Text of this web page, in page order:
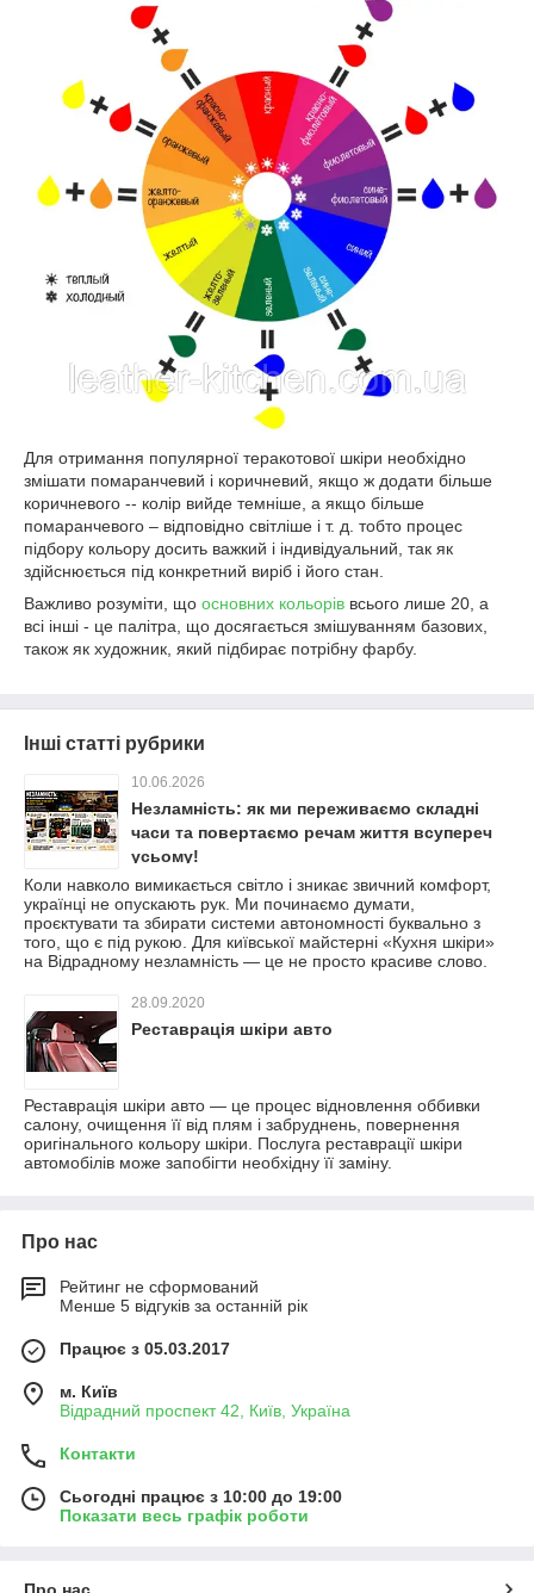
Для отримання популярної теракотової шкіри необхідно
змішати помаранчевий і коричневий, якщо ж додати більше
коричневого -- колір вийде темніше, а якщо більше
помаранчевого – відповідно світліше і т. д. тобто процес
підбору кольору досить важкий і індивідуальний, так як
здійснюється під конкретний виріб і його стан.
Важливо розуміти, що основних кольорів всього лише 20, а
всі інші - це палітра, що досягається змішуванням базових,
також як художник, який підбирає потрібну фарбу.
Інші статті рубрики
10.06.2026
Незламність: як ми переживаємо складні
часи та повертаємо речам життя всупереч
усьому!
Коли навколо вимикається світло і зникає звичний комфорт,
українці не опускають рук. Ми починаємо думати,
проєктувати та збирати системи автономності буквально з
того, що є під рукою. Для київської майстерні «Кухня шкіри»
на Відрадному незламність — це не просто красиве слово.
28.09.2020
Реставрація шкіри авто
Реставрація шкіри авто — це процес відновлення оббивки
салону, очищення її від плям і забруднень, повернення
оригінального кольору шкіри. Послуга реставрації шкіри
автомобілів може запобігти необхідну її заміну.
Про нас
Рейтинг не сформований
Менше 5 відгуків за останній рік
Працює з 05.03.2017
м. Київ
Відрадний проспект 42, Київ, Україна
Контакти
Сьогодні працює з 10:00 до 19:00
Показати весь графік роботи
Про нас